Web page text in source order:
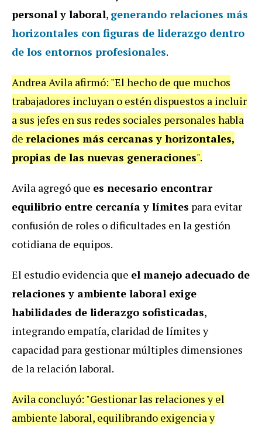
personal y laboral, generando relaciones más
horizontales con figuras de liderazgo dentro
de los entornos profesionales.
Andrea Avila afirmó: "El hecho de que muchos
trabajadores incluyan o estén dispuestos a incluir
a sus jefes en sus redes sociales personales habla
de relaciones más cercanas y horizontales,
propias de las nuevas generaciones".
Avila agregó que es necesario encontrar
equilibrio entre cercanía y límites para evitar
confusión de roles o dificultades en la gestión
cotidiana de equipos.
El estudio evidencia que el manejo adecuado de
relaciones y ambiente laboral exige
habilidades de liderazgo sofisticadas,
integrando empatía, claridad de límites y
capacidad para gestionar múltiples dimensiones
de la relación laboral.
Avila concluyó: "Gestionar las relaciones y el
ambiente laboral, equilibrando exigencia y